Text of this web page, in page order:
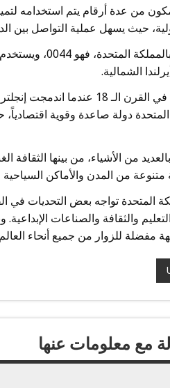
من عدة أرقام يتم استخدامه
حيث يسهل عملية التواصل بين
وبالنسبة
الشمالية.
تأسست المملكة المتحدة في
المتحدة دولة صاعدة وقوية
من الأشياء، من بينها الثقافة
من المدن والأماكن
المتحدة تواجه بعض التحديات في
والثقافة والصناعات الإبداعية.
مفضلة للزوار من جميع أنحاء